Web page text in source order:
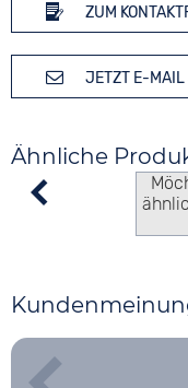
ZUM
JETZT E-MAIL
Ähnliche